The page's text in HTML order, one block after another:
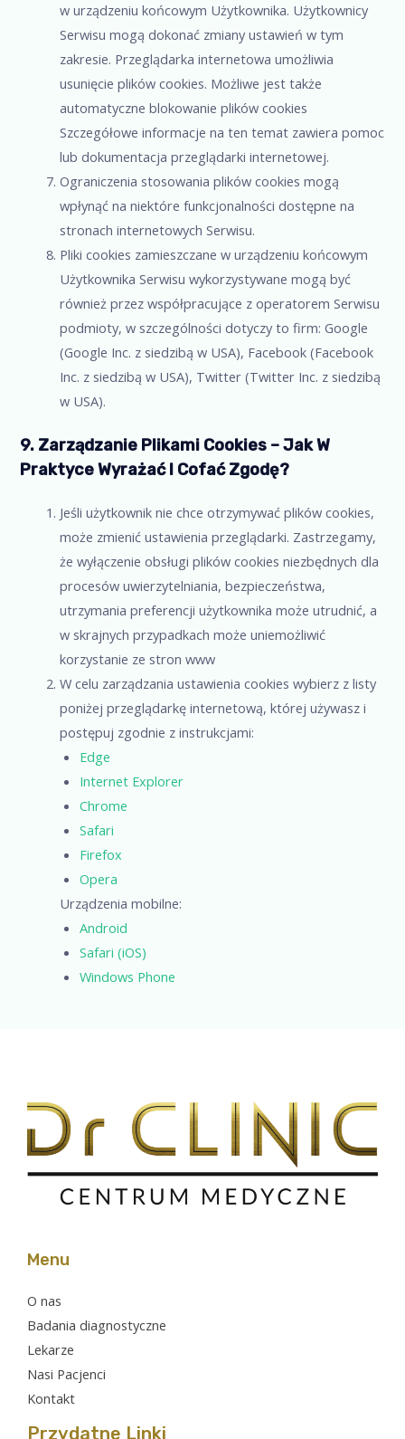
w urządzeniu końcowym Użytkownika. Użytkownicy
Serwisu mogą dokonać zmiany ustawień w tym
zakresie. Przeglądarka internetowa umożliwia
usunięcie plików cookies. Możliwe jest także
automatyczne blokowanie plików cookies
Szczegółowe informacje na ten temat zawiera pomoc
lub dokumentacja przeglądarki internetowej.
Ograniczenia stosowania plików cookies mogą
wpłynąć na niektóre funkcjonalności dostępne na
stronach internetowych Serwisu.
Pliki cookies zamieszczane w urządzeniu końcowym
Użytkownika Serwisu wykorzystywane mogą być
również przez współpracujące z operatorem Serwisu
podmioty, w szczególności dotyczy to firm: Google
(Google Inc. z siedzibą w USA), Facebook (Facebook
Inc. z siedzibą w USA), Twitter (Twitter Inc. z siedzibą
w USA).
9. Zarządzanie Plikami Cookies – Jak W
Praktyce Wyrażać I Cofać Zgodę?
Jeśli użytkownik nie chce otrzymywać plików cookies,
może zmienić ustawienia przeglądarki. Zastrzegamy,
że wyłączenie obsługi plików cookies niezbędnych dla
procesów uwierzytelniania, bezpieczeństwa,
utrzymania preferencji użytkownika może utrudnić, a
w skrajnych przypadkach może uniemożliwić
korzystanie ze stron www
W celu zarządzania ustawienia cookies wybierz z listy
poniżej przeglądarkę internetową, której używasz i
postępuj zgodnie z instrukcjami:
Edge
Internet Explorer
Chrome
Safari
Firefox
Opera
Urządzenia mobilne:
Android
Safari (iOS)
Windows Phone
Menu
O nas
Badania diagnostyczne
Lekarze
Nasi Pacjenci
Kontakt
Przydatne Linki